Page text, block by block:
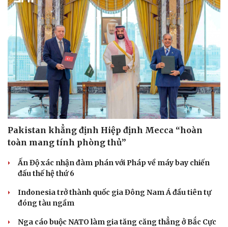
Doanh nghiệp
Thông tin doanh nghiệp
Doanh nghiệp 24h
Vì cộng đồng
Sành điệu
Chuyển đổi số
Pakistan khẳng định Hiệp định Mecca “hoàn
toàn mang tính phòng thủ”
Ấn Độ xác nhận đàm phán với Pháp về máy bay chiến
đấu thế hệ thứ 6
Indonesia trở thành quốc gia Đông Nam Á đầu tiên tự
đóng tàu ngầm
Nga cáo buộc NATO làm gia tăng căng thẳng ở Bắc Cực